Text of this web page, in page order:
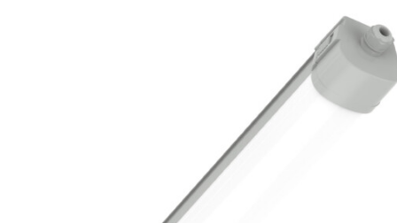
DÉTAILS